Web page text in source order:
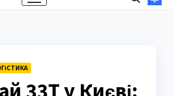
33Т у Києві: